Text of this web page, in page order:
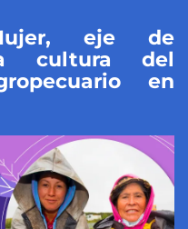
eje de
cultura del
en